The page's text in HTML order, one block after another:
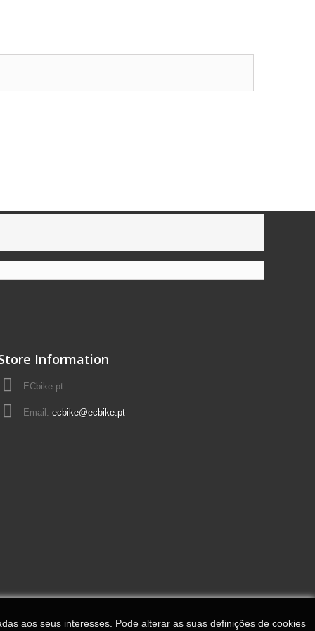
Information
ECbike.pt
Email: ecbike@ecbike.pt
aos seus interesses. Pode alterar as suas definições de cookies